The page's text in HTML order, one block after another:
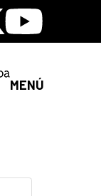
Youtube
MENÚ